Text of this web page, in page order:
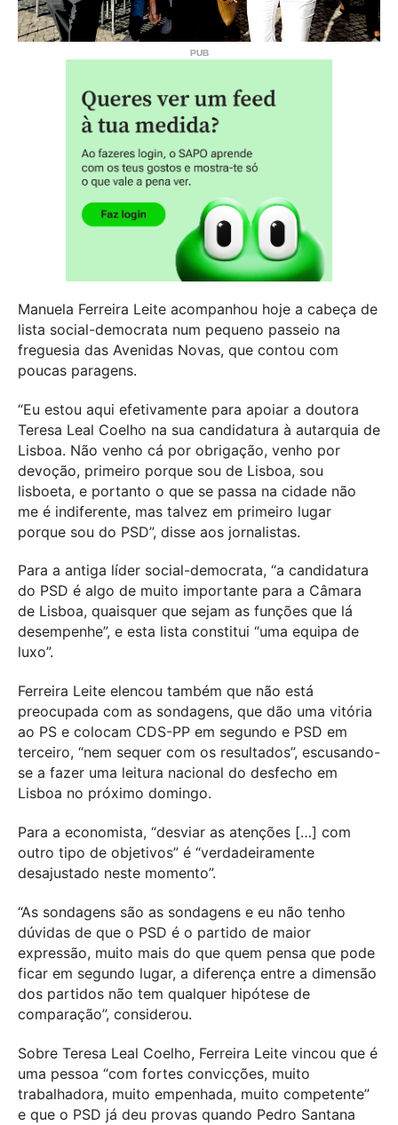
Manuela Ferreira Leite acompanhou hoje a cabeça de
lista social-democrata num pequeno passeio na
freguesia das Avenidas Novas, que contou com
poucas paragens.
“Eu estou aqui efetivamente para apoiar a doutora
Teresa Leal Coelho na sua candidatura à autarquia de
Lisboa. Não venho cá por obrigação, venho por
devoção, primeiro porque sou de Lisboa, sou
lisboeta, e portanto o que se passa na cidade não
me é indiferente, mas talvez em primeiro lugar
porque sou do PSD”, disse aos jornalistas.
Para a antiga líder social-democrata, “a candidatura
do PSD é algo de muito importante para a Câmara
de Lisboa, quaisquer que sejam as funções que lá
desempenhe”, e esta lista constitui “uma equipa de
luxo”.
Ferreira Leite elencou também que não está
preocupada com as sondagens, que dão uma vitória
ao PS e colocam CDS-PP em segundo e PSD em
terceiro, “nem sequer com os resultados”, escusando-
se a fazer uma leitura nacional do desfecho em
Lisboa no próximo domingo.
Para a economista, “desviar as atenções […] com
outro tipo de objetivos” é “verdadeiramente
desajustado neste momento”.
“As sondagens são as sondagens e eu não tenho
dúvidas de que o PSD é o partido de maior
expressão, muito mais do que quem pensa que pode
ficar em segundo lugar, a diferença entre a dimensão
dos partidos não tem qualquer hipótese de
comparação”, considerou.
Sobre Teresa Leal Coelho, Ferreira Leite vincou que é
uma pessoa “com fortes convicções, muito
trabalhadora, muito empenhada, muito competente”
e que o PSD já deu provas quando Pedro Santana